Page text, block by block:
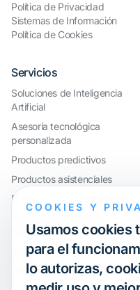
Política de Privacidad
Sistemas de Información
Política de Cookies
Servicios
Soluciones de Inteligencia
Artificial
Asesoría tecnológica
personalizada
Productos predictivos
Productos asistenciales
Productos de automatización
financiero avanzado
ERP y control horario a
Webinar
COOKIES Y
Usamos cookies
para el
lo autorizas,